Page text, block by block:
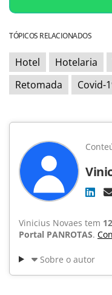
TÓPICOS RELACIONADOS
Hotel Hotelaria
Retomada
Covid-
Vinicius Novaes tem
Portal PANROTAS.
Sobre o autor